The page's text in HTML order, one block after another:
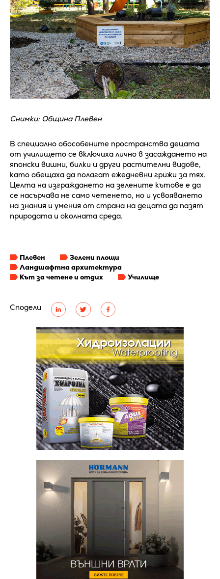
Сподели
Снимки: Община Плевен
В специално обособените пространства децата
от училището се включиха лично в засаждането на
японски вишни, билки и други растителни видове,
като обещаха да полагат ежедневни грижи за тях.
Целта на изграждането на зелените кътове е да
се насърчава не само четенето, но и усвояването
на знания и умения от страна на децата да пазят
природата и околната среда.
Плевен
Зелени площи
Ландшафтна архитектура
Кът за четене и отдих
Училище